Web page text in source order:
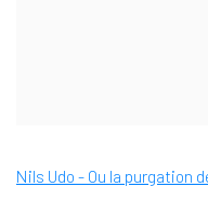
Nils Udo - Ou la purgation